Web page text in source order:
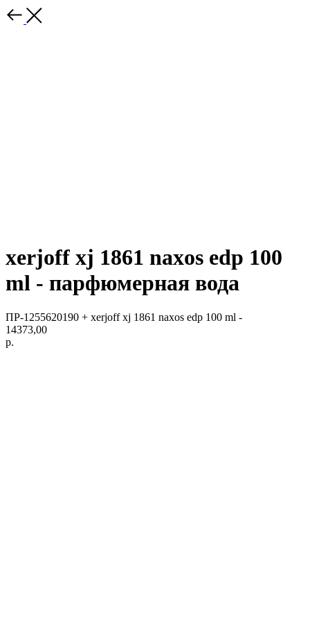
xerjoff xj 1861 naxos edp 100
ml - парфюмерная вода
ПР-1255620190 + xerjoff xj 1861 naxos edp 100 ml -
14373,00
р.